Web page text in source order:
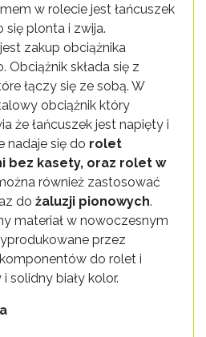
w rolecie jest łańcuszek
się plonta i zwija.
zakup obciążnika
Obciążnik składa się z
łączy się ze sobą. W
obciążnik który
że łańcuszek jest napięty i
nadaje się do rolet
bez kasety, oraz rolet w
również zastosować
do żaluzji pionowych.
materiał w nowoczesnym
przez
do rolet i
solidny biały kolor.